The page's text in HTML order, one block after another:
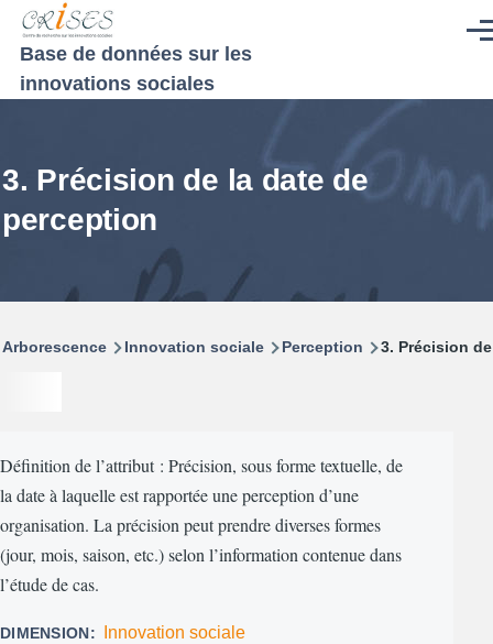
Aller au contenu principal
Base de données sur les
innovations sociales
3. Précision de la date de
perception
Fil
Arborescence Innovation sociale Perception 3. Précision
Définition de l’attribut : Précision, sous forme textuelle, de
la date à laquelle est rapportée une perception d’une
organisation. La précision peut prendre diverses formes
(jour, mois, saison, etc.) selon l’information contenue dans
l’étude de cas.
DIMENSION Innovation sociale